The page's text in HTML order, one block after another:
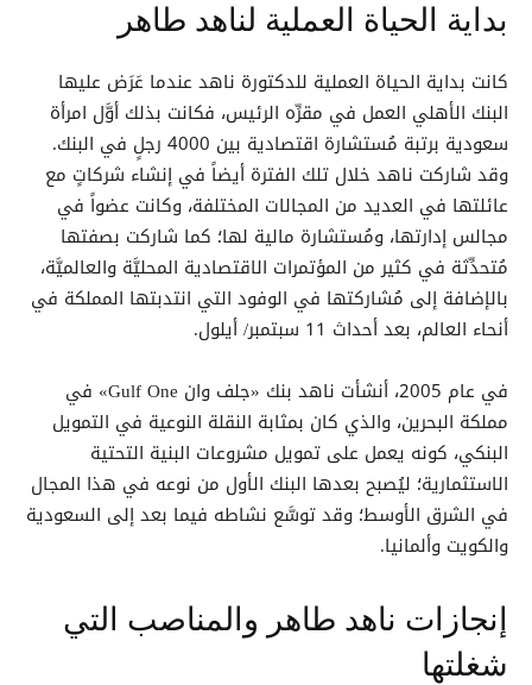
بداية الحياة العملية لناهد طاهر
كانت بداية الحياة العملية للدكتورة ناهد عندما عَرَض عليها
البنك الأهلي العمل في مقرِّه الرئيس، فكانت بذلك أوَّل امرأة
سعودية برتبة مُستشارة اقتصادية بين 4000 رجلٍ في البنك.
وقد شاركت ناهد خلال تلك الفترة أيضاً في إنشاء شركاتٍ مع
عائلتها في العديد من المجالات المختلفة، وكانت عضواً في
مجالس إدارتها، ومُستشارة مالية لها؛ كما شاركت بصفتها
مُتحدِّثة في كثير من المؤتمرات الاقتصادية المحليَّة والعالميَّة،
بالإضافة إلى مُشاركتها في الوفود التي انتدبتها المملكة في
أنحاء العالم، بعد أحداث 11 سبتمبر/ أيلول.
في عام 2005، أنشأت ناهد بنك «جلف وان Gulf One» في
مملكة البحرين، والذي كان بمثابة النقلة النوعية في التمويل
البنكي، كونه يعمل على تمويل مشروعات البنية التحتية
الاستثمارية؛ ليُصبح بعدها البنك الأول من نوعه في هذا المجال
في الشرق الأوسط؛ وقد توسَّع نشاطه فيما بعد إلى السعودية
والكويت وألمانيا.
إنجازات ناهد طاهر والمناصب التي
شغلتها